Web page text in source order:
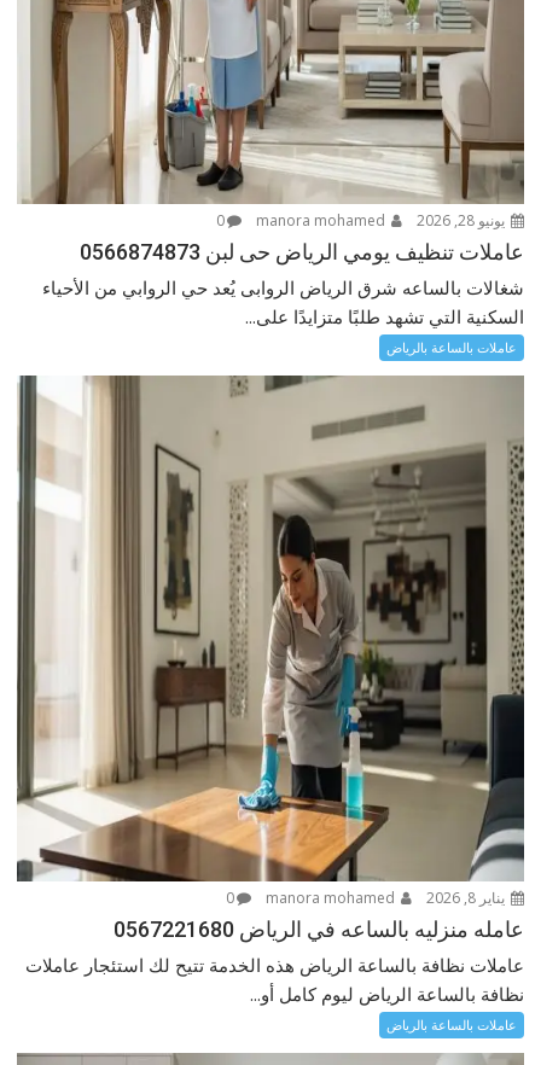
يونيو 28, 2026 0
عاملات تنظيف يومي الرياض حى لبن 0566874873
شغالات بالساعه شرق الرياض الروابى يُعد حي الروابي من الأحياء
السكنية التي تشهد طلبًا متزايدًا على...
عاملات بالساعة بالرياض
يناير 8, 2026 0
عامله منزليه بالساعه في الرياض 0567221680
عاملات نظافة بالساعة الرياض هذه الخدمة تتيح لك استئجار عاملات
نظافة بالساعة الرياض ليوم كامل أو...
عاملات بالساعة بالرياض